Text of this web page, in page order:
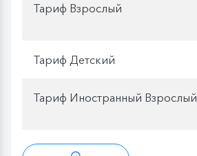
Тариф Взрослый
Тариф Детский
Тариф Иностранный Взрослый